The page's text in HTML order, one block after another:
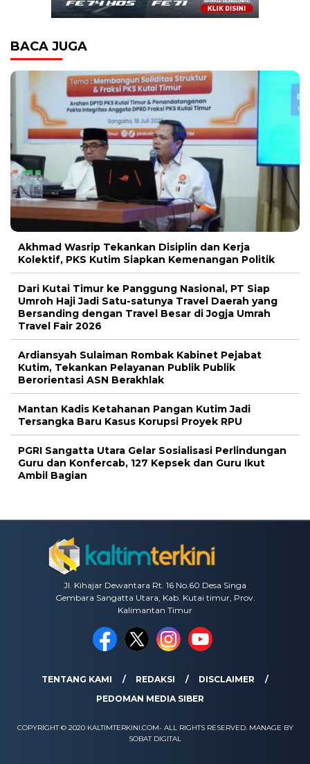
BACA JUGA
Akhmad Wasrip Tekankan Disiplin dan Kerja
Kolektif, PKS Kutim Siapkan Kemenangan Politik
Dari Kutai Timur ke Panggung Nasional, PT Siap
Umroh Haji Jadi Satu-satunya Travel Daerah yang
Bersanding dengan Travel Besar di Jogja Umrah
Travel Fair 2026
Ardiansyah Sulaiman Rombak Kabinet Pejabat
Kutim, Tekankan Pelayanan Publik Publik
Berorientasi ASN Berakhlak
Mantan Kadis Ketahanan Pangan Kutim Jadi
Tersangka Baru Kasus Korupsi Proyek RPU
PGRI Sangatta Utara Gelar Sosialisasi Perlindungan
Guru dan Konfercab, 127 Kepsek dan Guru Ikut
Ambil Bagian
Jl. Kihajar Dewantara Rt. 16 No.60 Desa Singa
Gembara Sangatta Utara, Kab. Kutai timur, Prov.
Kalimantan Timur
TENTANG KAMI REDAKSI
DISCLAIMER
PEDOMAN MEDIA SIBER
COPYRIGHT © 2020 KALTIMTERKINI.COM- ALL RIGHTS RESERVED. MANAGE BY
SOBAT DIGITAL